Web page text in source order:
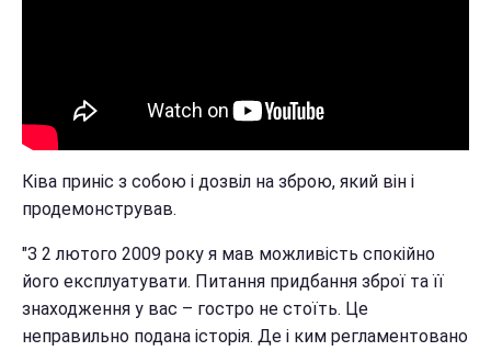
Ківа приніс з собою і дозвіл на зброю, який він і
продемонстрував.
"З 2 лютого 2009 року я мав можливість спокійно
його експлуатувати. Питання придбання зброї та її
знаходження у вас – гостро не стоїть. Це
неправильно подана історія. Де і ким регламентовано